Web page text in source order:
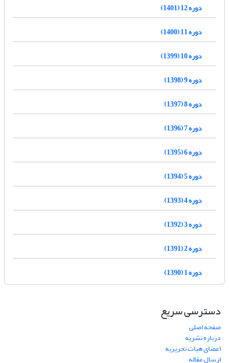
دوره 12 (1401)
دوره 11 (1400)
دوره 10 (1399)
دوره 9 (1398)
دوره 8 (1397)
دوره 7 (1396)
دوره 6 (1395)
دوره 5 (1394)
دوره 4 (1393)
دوره 3 (1392)
دوره 2 (1391)
دوره 1 (1390)
دسترسی سریع
صفحه اصلی
درباره نشریه
اعضای هیات تحریریه
ارسال مقاله